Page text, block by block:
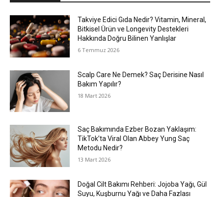
Takviye Edici Gıda Nedir? Vitamin, Mineral,
Bitkisel Ürün ve Longevity Destekleri
Hakkında Doğru Bilinen Yanlışlar
6 Temmuz 2026
Scalp Care Ne Demek? Saç Derisine Nasıl
Bakım Yapılır?
18 Mart 2026
Saç Bakımında Ezber Bozan Yaklaşım:
TikTok’ta Viral Olan Abbey Yung Saç
Metodu Nedir?
13 Mart 2026
Doğal Cilt Bakımı Rehberi: Jojoba Yağı, Gül
Suyu, Kuşburnu Yağı ve Daha Fazlası